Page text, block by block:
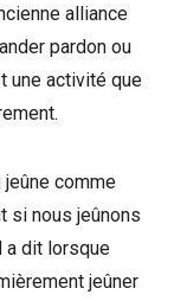
alliance
pardon ou
une activité que
comme
si nous jeûnons
a dit lorsque
jeûner